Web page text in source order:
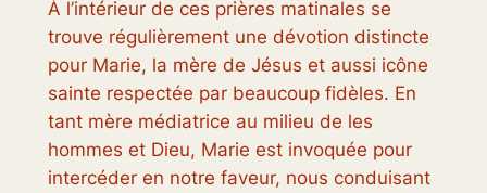
À l’intérieur de ces prières matinales se
trouve régulièrement une dévotion distincte
pour Marie, la mère de Jésus et aussi icône
sainte respectée par beaucoup fidèles. En
tant mère médiatrice au milieu de les
hommes et Dieu, Marie est invoquée pour
intercéder en notre faveur, nous conduisant